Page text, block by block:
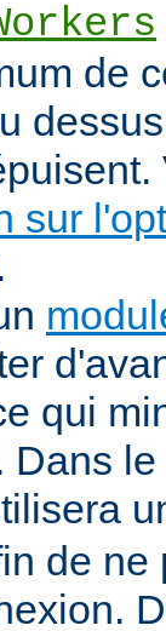
de
sur
.
qui
Dans
de